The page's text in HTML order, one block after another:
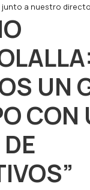
a nuestro
UN
CON